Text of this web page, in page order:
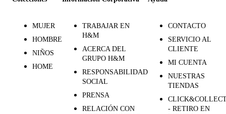
MUJER
HOMBRE
NIÑOS
HOME
TRABAJAR EN
H&M
ACERCA DEL
GRUPO H&M
RESPONSABILIDAD
SOCIAL
PRENSA
RELACIÓN CON
CONTACTO
SERVICIO AL
CLIENTE
MI CUENTA
NUESTRAS
TIENDAS
- RETIRO EN